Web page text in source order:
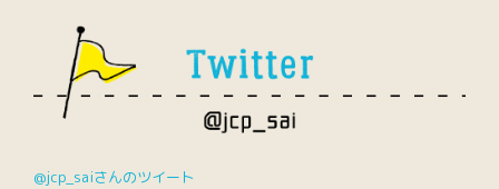
@jcp_saiさんのツイート